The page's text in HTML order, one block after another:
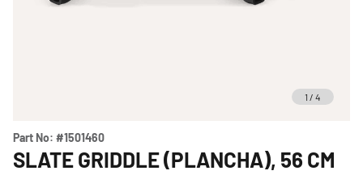
Weber Crafted
Akıllı Cihazlar
Tüm Aksesuarları Görüntüle
Katalog
1 / 4
Part No: #1501460
SLATE GRIDDLE (PLANCHA), 56 CM